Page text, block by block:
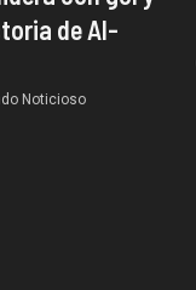
de Al-
Noticioso